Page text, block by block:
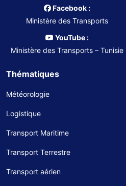
Facebook :
Ministère des Transports
YouTube :
Ministère des Transports – Tunisie
Thématiques
Météorologie
Logistique
Transport Maritime
Transport Terrestre
Transport aérien